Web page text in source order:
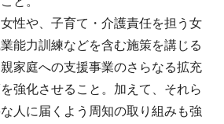
性や、子育て・介護責任を担う女
能力訓練などを含む施策を講じる
家庭への支援事業のさらなる拡充
強化させること。加えて、それら
人に届くよう周知の取り組みも強